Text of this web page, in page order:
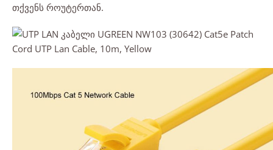
თქვენს როუტერთან.